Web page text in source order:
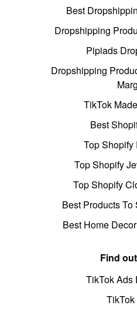
Best
Dropshipping
Pipiads
Dropshipping
TikTok
Best
Top Shopify
Top Shopify
Top Shopify
Best Products
Best Home
Find
TikTok Ads